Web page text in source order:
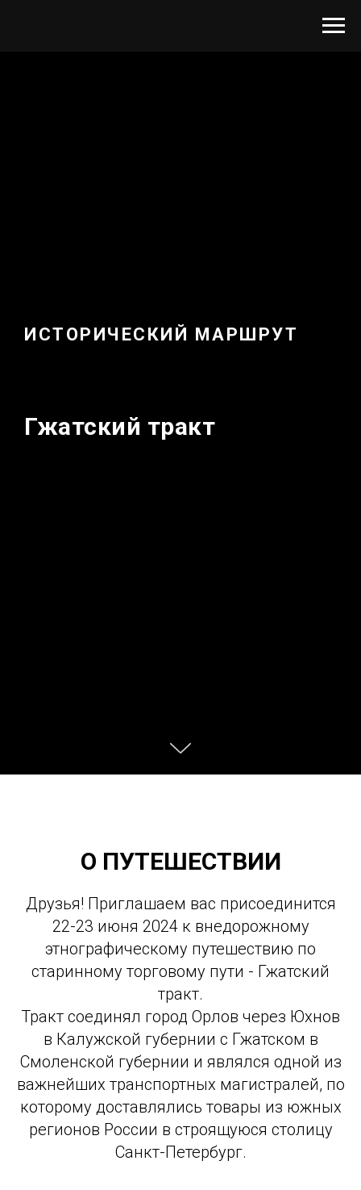
ИСТОРИЧЕСКИЙ МАРШРУТ
Гжатский тракт
О ПУТЕШЕСТВИИ
Друзья! Приглашаем вас присоединится
22-23 июня 2024 к внедорожному
этнографическому путешествию по
старинному торговому пути - Гжатский
тракт.
Тракт соединял город Орлов через Юхнов
в Калужской губернии с Гжатском в
Смоленской губернии и являлся одной из
важнейших транспортных магистралей, по
которому доставлялись товары из южных
регионов России в строящуюся столицу
Санкт-Петербург.